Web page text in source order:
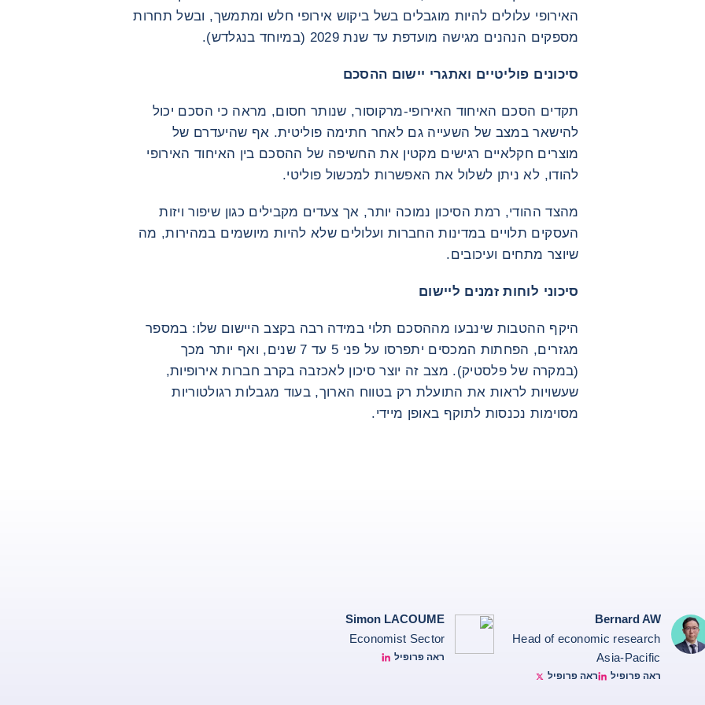
האירופי עלולים להיות מוגבלים בשל ביקוש אירופי חלש ומתמשך, ובשל תחרות
מספקים הנהנים מגישה מועדפת עד שנת 2029 (במיוחד בנגלדש).
סיכונים פוליטיים ואתגרי יישום ההסכם
תקדים הסכם האיחוד האירופי-מרקוסור, שנותר חסום, מראה כי הסכם יכול
להישאר במצב של השעייה גם לאחר חתימה פוליטית. אף שהיעדרם של
מוצרים חקלאיים רגישים מקטין את החשיפה של ההסכם בין האיחוד האירופי
להודו, לא ניתן לשלול את האפשרות למכשול פוליטי.
מהצד ההודי, רמת הסיכון נמוכה יותר, אך צעדים מקבילים כגון שיפור ויזות
העסקים תלויים במדינות החברות ועלולים שלא להיות מיושמים במהירות, מה
שיוצר מתחים ועיכובים.
סיכוני לוחות זמנים ליישום
היקף ההטבות שינבעו מההסכם תלוי במידה רבה בקצב היישום שלו: במספר
מגזרים, הפחתות המכסים יתפרסו על פני 5 עד 7 שנים, ואף יותר מכך
(במקרה של פלסטיק). מצב זה יוצר סיכון לאכזבה בקרב חברות אירופיות,
שעשויות לראות את התועלת רק בטווח הארוך, בעוד מגבלות רגולטוריות
מסוימות נכנסות לתוקף באופן מיידי.
Bernard AW
Head of economic research
Asia-Pacific
ראה פרופיל
Bernard Aw ראה פרופיל
Bernard Aw Twitter
Simon LACOUME
Economist Sector
ראה פרופיל
Simon Lacoume linkedin